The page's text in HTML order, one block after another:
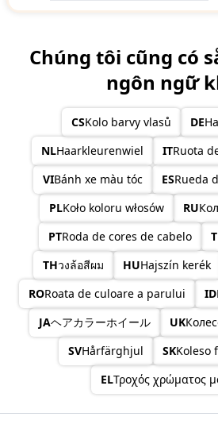
Chúng tôi cũng có
ngôn ngữ
CSKolo barvy vlasů DE
NLHaarkleurenwiel ITRuota
VIBánh xe màu tóc ESRueda
PLKoło koloru włosów RU
PTRoda de cores de cabelo
THวงล้อสีผม HUHajszín kerék
RORoata de culoare a parului ID
JAヘアカラーホイール UK
SVHårfärghjul SKKoleso
ELΤροχός χρώματος